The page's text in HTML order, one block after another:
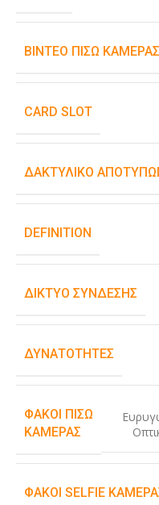
ΒΊΝΤΕΟ ΠΊΣΩ ΚΆΜΕΡΑΣ
CARD SLOT
ΔΑΚΤΥΛΙΚΌ
DEFINITION
ΔΊΚΤΥΟ ΣΎΝΔΕΣΗΣ
ΔΥΝΑΤΌΤΗΤΕΣ
ΦΑΚΟΊ ΠΊΣΩ
ΚΆΜΕΡΑΣ
ΦΑΚΟΊ SELFIE